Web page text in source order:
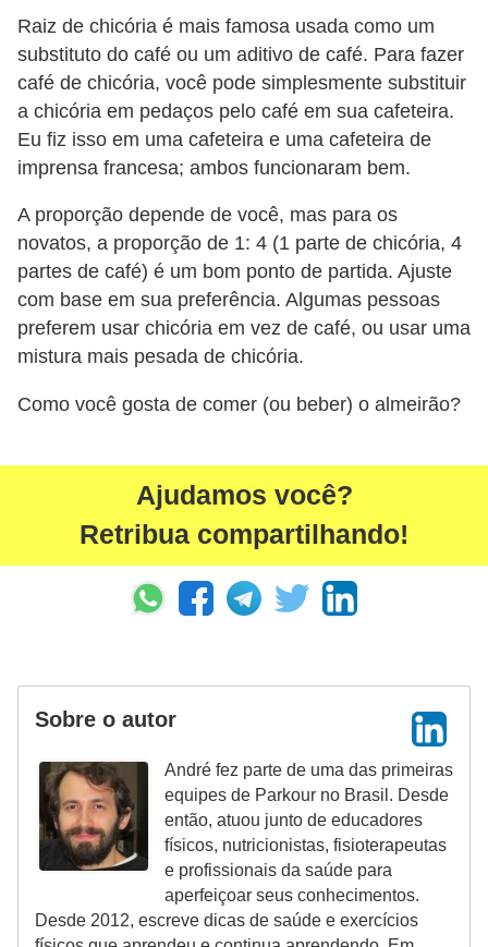
Raiz de chicória é mais famosa usada como um
substituto do café ou um aditivo de café. Para fazer
café de chicória, você pode simplesmente substituir
a chicória em pedaços pelo café em sua cafeteira.
Eu fiz isso em uma cafeteira e uma cafeteira de
imprensa francesa; ambos funcionaram bem.
A proporção depende de você, mas para os
novatos, a proporção de 1: 4 (1 parte de chicória, 4
partes de café) é um bom ponto de partida. Ajuste
com base em sua preferência. Algumas pessoas
preferem usar chicória em vez de café, ou usar uma
mistura mais pesada de chicória.
Como você gosta de comer (ou beber) o almeirão?
Ajudamos você?
Retribua compartilhando!
Sobre o autor
André fez parte de uma das primeiras
equipes de Parkour no Brasil. Desde
então, atuou junto de educadores
físicos, nutricionistas, fisioterapeutas
e profissionais da saúde para
aperfeiçoar seus conhecimentos.
Desde 2012, escreve dicas de saúde e exercícios